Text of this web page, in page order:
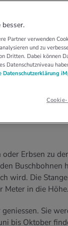
gilt als
aus fand
Erbsen zu
Buschbohnen
wird. Die
Meter in die Höhe.
Sie
bis Oktober
besser.
Partner verwenden
und zu
Dritten. Dabei können
Datenschutzniveau
Datenschutzerklärung